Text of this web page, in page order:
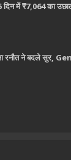
दिन में ₹7,064 का
रनौत ने बदले सुर,